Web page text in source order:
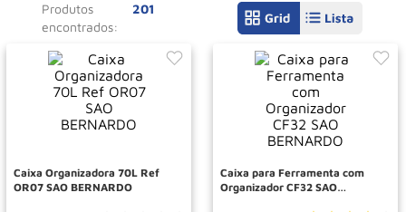
201
Produtos
Caixa Organizadora 70L Ref
OR07 SAO BERNARDO
Caixa para Ferramenta com
Organizador CF32 SAO
Macaco
Talha
Rodizio
Paleteira